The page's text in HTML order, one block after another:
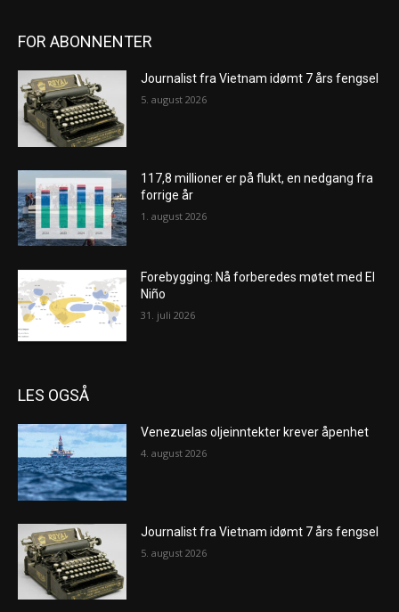
FOR ABONNENTER
Journalist fra Vietnam idømt 7 års fengsel
5. august 2026
117,8 millioner er på flukt, en nedgang fra
forrige år
1. august 2026
Forebygging: Nå forberedes møtet med El
Niño
31. juli 2026
LES OGSÅ
Venezuelas oljeinntekter krever åpenhet
4. august 2026
Journalist fra Vietnam idømt 7 års fengsel
5. august 2026